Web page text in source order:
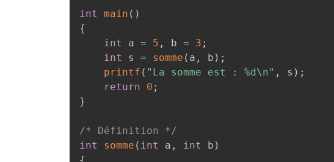
int main ( )
{
int
a = 5 , b = 3 ;
int
s = somme ( a , b ) ;
printf ( "La somme est : %d\n" , s ) ;
return
0 ;
}
/* Définition */
int
somme ( int a , int b )